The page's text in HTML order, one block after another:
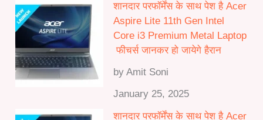
शानदार परफॉर्मेंस के साथ पेश है Acer
Aspire Lite 11th Gen Intel
Core i3 Premium Metal Laptop
फीचर्स जानकर हो जायेगे हैरान
by Amit Soni
January 25, 2025
शानदार परफॉर्मेंस के साथ पेश है Acer